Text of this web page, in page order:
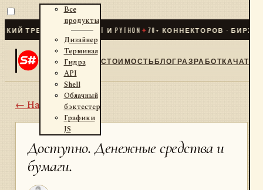
ДЛЯ .NET И PYTHON✦70+ КОННЕКТОРОВ · БИРЖИ ·
Все
продукты
Дизайнер
Терминал
Гидра
API
Shell
Облачный
бэктестер
Графики
JS
СТОИМОСТЬБЛОГРАЗРАБОТКАЧАТ
← Назад
Доступно. Денежные средства и
бумаги.